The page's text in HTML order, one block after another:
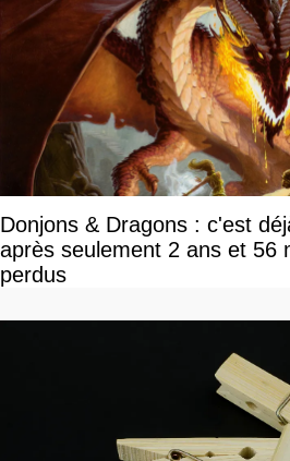
Donjons & Dragons : c'est
après seulement 2 ans et 56
perdus